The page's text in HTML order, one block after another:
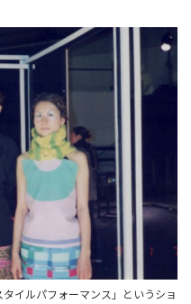
イルパフォーマンス」というショ